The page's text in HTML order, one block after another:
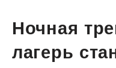
Ночная
лагерь